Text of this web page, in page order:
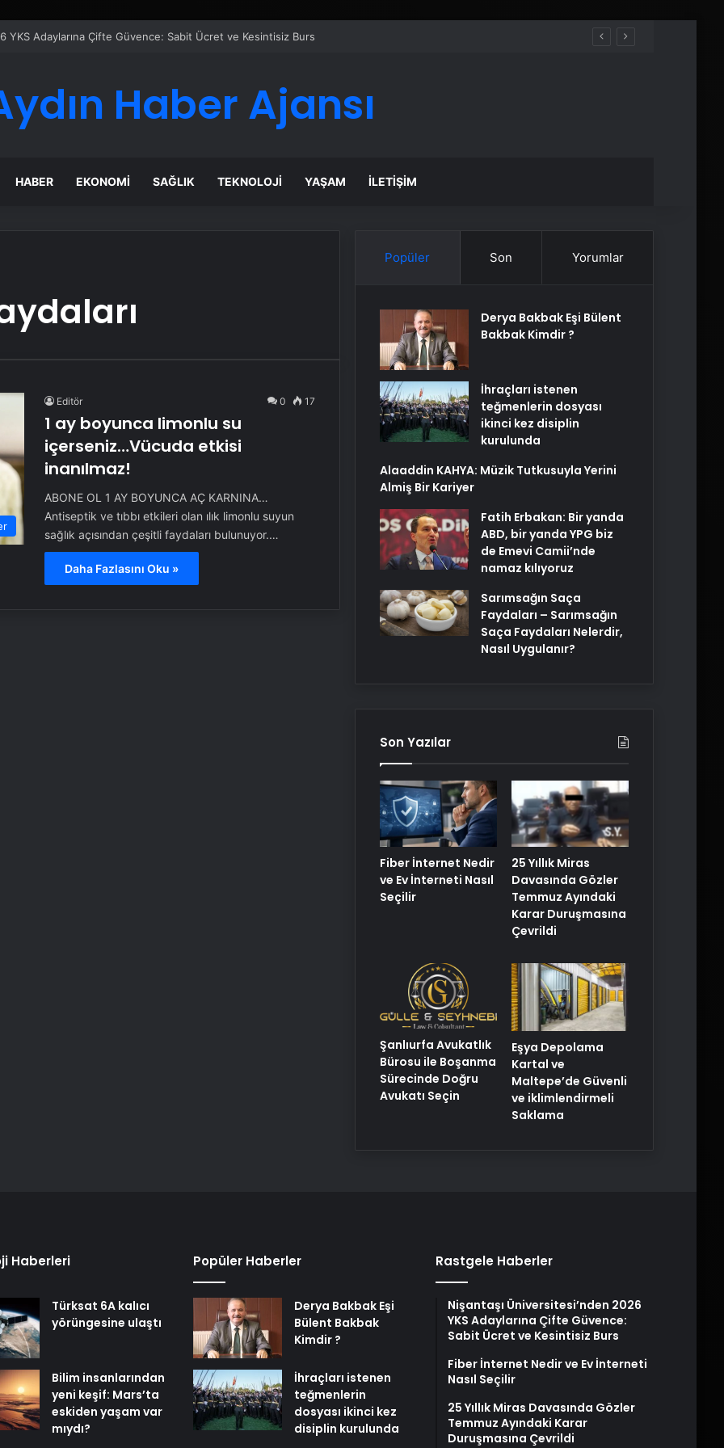
YKS Adaylarına Çifte Güvence: Sabit Ücret ve Kesintisiz Burs
Haber Ajansı
HABER EKONOMI SAĞLIK TEKNOLOJI YAŞAM İLETIŞIM
Editör 0 17
1 ay boyunca limonlu su
içerseniz…Vücuda etkisi
inanılmaz!
ABONE OL 1 AY BOYUNCA AÇ KARNINA…
Antiseptik ve tıbbı etkileri olan ılık limonlu suyun
sağlık açısından çeşitli faydaları bulunuyor.…
Daha Fazlasını Oku »
Popüler Son Yorumlar
Derya Bakbak Eşi Bülent
Bakbak Kimdir ?
İhraçları istenen
teğmenlerin dosyası
ikinci kez disiplin
kurulunda
Alaaddin KAHYA: Müzik Tutkusuyla Yerini
Almiş Bir Kariyer
Fatih Erbakan: Bir yanda
ABD, bir yanda YPG biz
de Emevi Camii’nde
namaz kılıyoruz
Sarımsağın Saça
Faydaları – Sarımsağın
Saça Faydaları Nelerdir,
Nasıl Uygulanır?
Son Yazılar
Fiber İnternet Nedir
ve Ev İnterneti Nasıl
Seçilir
25 Yıllık Miras
Davasında Gözler
Temmuz Ayındaki
Karar Duruşmasına
Çevrildi
Şanlıurfa Avukatlık
Bürosu ile Boşanma
Sürecinde Doğru
Avukatı Seçin
Eşya Depolama
Kartal ve
Maltepe’de Güvenli
ve iklimlendirmeli
Saklama
Haberleri
Türksat 6A kalıcı
yörüngesine ulaştı
Bilim insanlarından
yeni keşif: Mars’ta
eskiden yaşam var
mıydı?
Popüler Haberler
Derya Bakbak Eşi
Bülent Bakbak
Kimdir ?
İhraçları istenen
teğmenlerin
dosyası ikinci kez
disiplin kurulunda
Rastgele Haberler
Nişantaşı Üniversitesi’nden 2026
YKS Adaylarına Çifte Güvence:
Sabit Ücret ve Kesintisiz Burs
Fiber İnternet Nedir ve Ev İnterneti
Nasıl Seçilir
25 Yıllık Miras Davasında Gözler
Temmuz Ayındaki Karar
Duruşmasına Çevrildi